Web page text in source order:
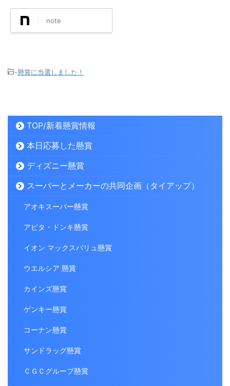
note
-懸賞に当選しました！
TOP/新着懸賞情報
本日応募した懸賞
ディズニー懸賞
スーパーとメーカーの共同企画（タイアップ）
アオキスーパー懸賞
アピタ・ドンキ懸賞
イオン マックスバリュ懸賞
ウエルシア 懸賞
カインズ懸賞
ゲンキー懸賞
コーナン懸賞
サンドラッグ懸賞
ＣＧＣグループ懸賞